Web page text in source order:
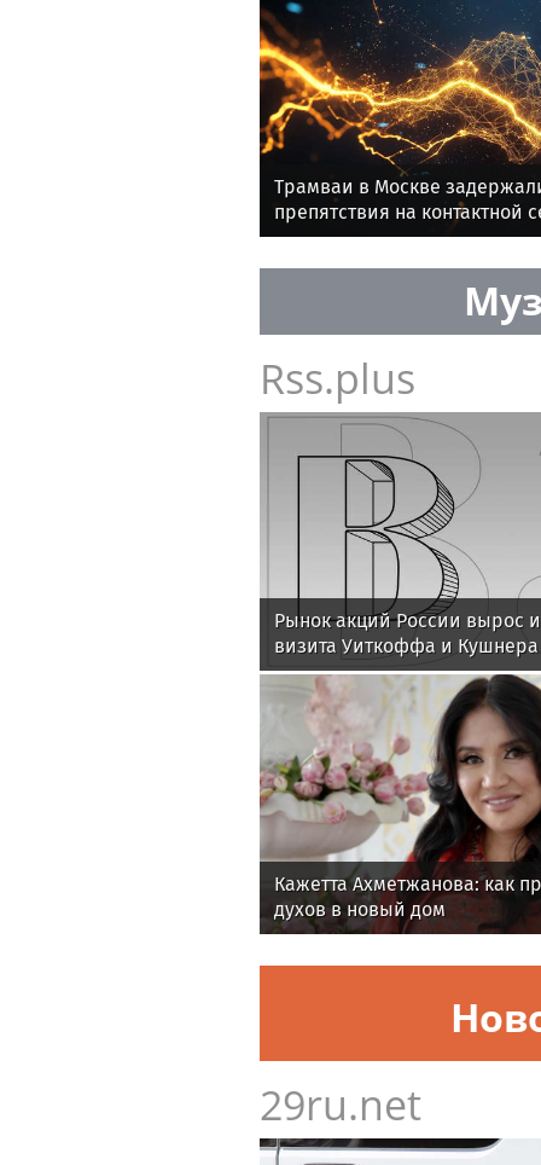
Трамваи в Москве
препятствия на контактной
Rss.plus
Рынок акций России вырос
визита Уиткоффа и Кушнера
Кажетта Ахметжанова: как
духов в новый дом
29ru.net